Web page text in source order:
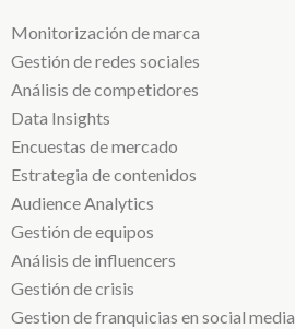
Monitorización de marca
Gestión de redes sociales
Análisis de competidores
Data Insights
Encuestas de mercado
Estrategia de contenidos
Audience Analytics
Gestión de equipos
Análisis de influencers
Gestión de crisis
Gestion de franquicias en social media